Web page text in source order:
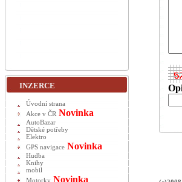
INZERCE
Úvodní strana
Akce v ČR Novinka
AutoBazar
Dětské potřeby
Elektro
GPS navigace Novinka
Hudba
Knihy
mobil
Motorky Novinka